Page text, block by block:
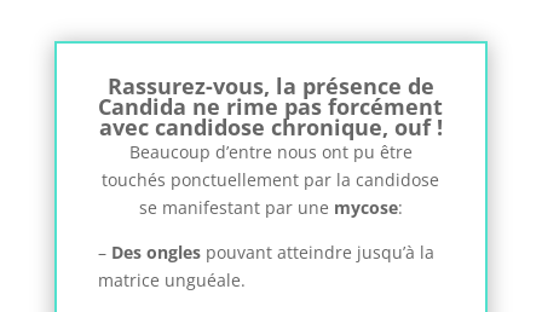
Rassurez-vous, la présence de
Candida ne rime pas forcément
avec candidose chronique, ouf !
Beaucoup d’entre nous ont pu être
touchés ponctuellement par la candidose
se manifestant par une mycose:
– Des onglespouvant atteindre jusqu’à la
matrice unguéale.